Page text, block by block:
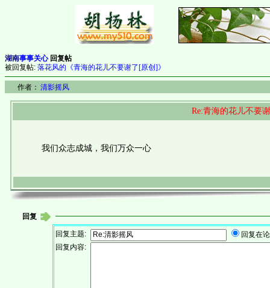
湖南事事关心 回复帖
被回复帖: 落花风的《青海的花儿不要谢了[原创]》
作者： 清影摇风
Re:青海的花儿不要
我们众志成城，我们万众一心
回复
回复主题:
回复在
回复内容: